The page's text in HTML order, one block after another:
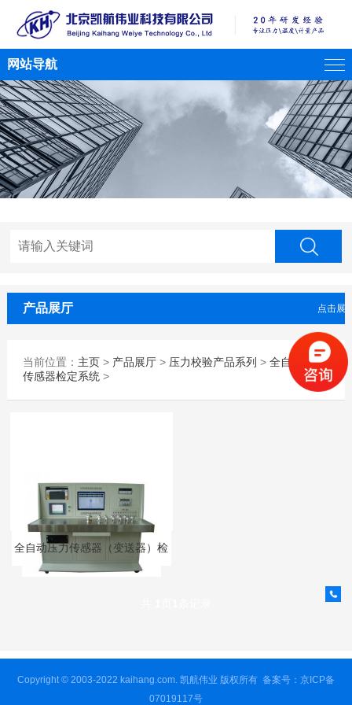
网站导航
产品展厅 点击展
当前位置： 主页> 产品展厅> 压力校验产品系列 > 全自动压力
传感器检定系统>
全自动压力传感器（变送器）检
Copyright © 2003-2022 kaihang.com. 凯航伟业 版权所有 备案号：京ICP备
07019117号